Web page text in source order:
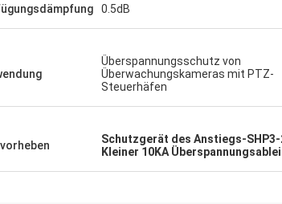
Heiraten Sie
hat eindrucksvolle
Zukunft
0.5dB
Überspannungsschutz von
Überwachungskameras mit PTZ-
Steuerhäfen
Schutzgerät des Anstiegs-SHP3-
Kleiner 10KA